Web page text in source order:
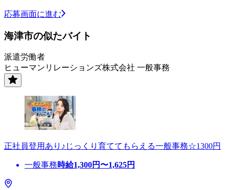
応募画面に進む
海津市の似たバイト
派遣労働者
ヒューマンリレーションズ株式会社 一般事務
正社員登用あり♪じっくり育ててもらえる一般事務☆1300円
一般事務時給1,300円〜1,625円